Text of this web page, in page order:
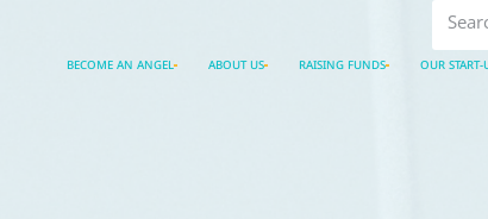
BECOME AN ANGEL ABOUT US RAISING FUNDS OUR START-